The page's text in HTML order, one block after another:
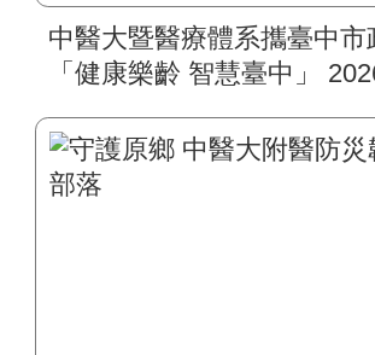
中醫大暨醫療體系攜臺中市
「健康樂齡 智慧臺中」
一站式疾病全人照護